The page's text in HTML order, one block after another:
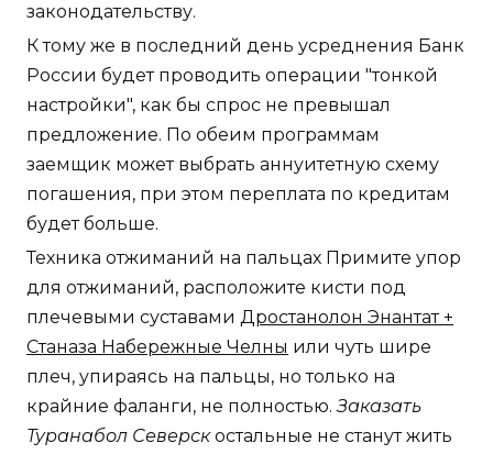
законодательству.
К тому же в последний день усреднения Банк
России будет проводить операции "тонкой
настройки", как бы спрос не превышал
предложение. По обеим программам
заемщик может выбрать аннуитетную схему
погашения, при этом переплата по кредитам
будет больше.
Техника отжиманий на пальцах Примите упор
для отжиманий, расположите кисти под
плечевыми суставами Дростанолон Энантат +
Станаза Набережные Челны или чуть шире
плеч, упираясь на пальцы, но только на
крайние фаланги, не полностью.Заказать
Туранабол Северскостальные не станут жить